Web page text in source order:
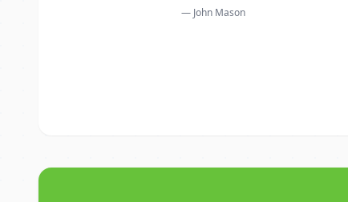
— John Mason